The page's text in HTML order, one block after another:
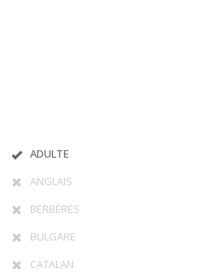
ADULTE
ANGLAIS
BERBÈRES
BULGARE
CATALAN